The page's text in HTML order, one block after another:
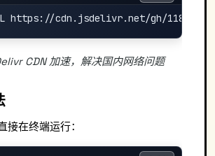
CDN 加速，解决国内网络问题
接在终端运行：